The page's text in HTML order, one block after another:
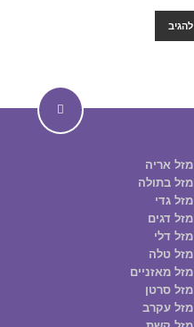
מזל אריה
מזל בתולה
מזל גדי
מזל דגים
מזל דלי
מזל טלה
מזל מאזניים
מזל סרטן
מזל עקרב